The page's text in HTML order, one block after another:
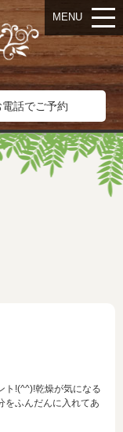
電話でご予約
MENU
ト!(^^)!乾燥が気になる
をふんだんに入れてあ